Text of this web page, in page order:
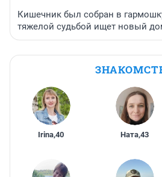
Кишечник был собран в
тяжелой судьбой ищет новый
Irina,40 Ната,43